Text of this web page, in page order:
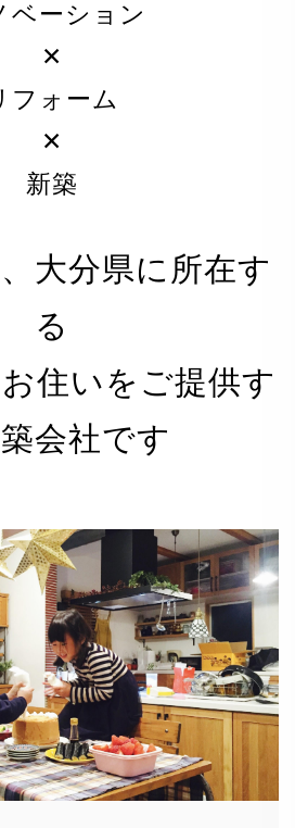
ベーション
✕
フォーム
✕
新築
大分県に所在す
る
住いをご提供す
会社です
POLICY
以下「当社」）は、以下のとお
定め、個人情報保護の仕組みを
人情報を正確かつ最新の状態に
正アクセス・紛失・破損・改ざ
るため、セキュリティシステム
備・社員教育の徹底等の必要な
を実施し個人情報の厳重な管理